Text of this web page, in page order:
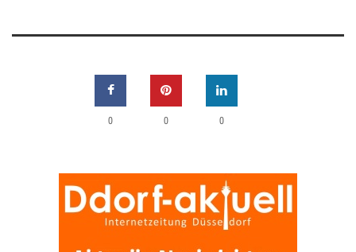
0 0 0